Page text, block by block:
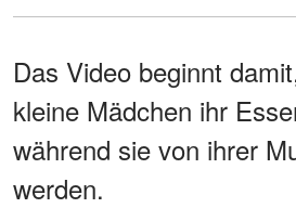
Das Video beginnt
kleine Mädchen ihr
während sie von ihrer
werden.